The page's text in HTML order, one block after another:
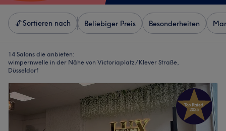
Sortieren nach Beliebiger Preis Besonderheiten
14 Salons die anbieten:
wimpernwelle in der Nähe von Victoriaplatz / Klever Straße,
Düsseldorf